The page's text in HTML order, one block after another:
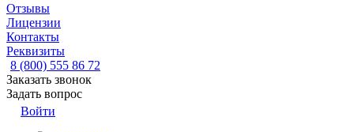
Отзывы
Лицензии
Контакты
Реквизиты
8 (800) 555 86 72
Заказать звонок
Задать вопрос
Войти